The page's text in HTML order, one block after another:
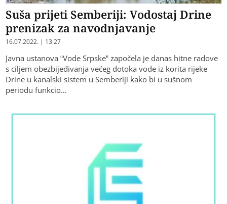
Suša prijeti Semberiji: Vodostaj Drine
prenizak za navodnjavanje
16.07.2022. | 13:27
Javna ustanova “Vode Srpske” započela je danas hitne radove
s ciljem obezbijeđivanja većeg dotoka vode iz korita rijeke
Drine u kanalski sistem u Semberiji kako bi u sušnom
periodu funkcio…